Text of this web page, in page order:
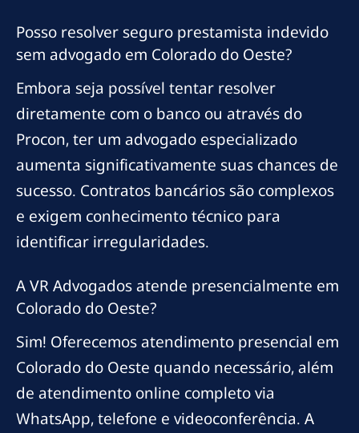
Posso resolver seguro prestamista indevido
sem advogado em Colorado do Oeste?
Embora seja possível tentar resolver
diretamente com o banco ou através do
Procon, ter um advogado especializado
aumenta significativamente suas chances de
sucesso. Contratos bancários são complexos
e exigem conhecimento técnico para
identificar irregularidades.
A VR Advogados atende presencialmente em
Colorado do Oeste?
Sim! Oferecemos atendimento presencial em
Colorado do Oeste quando necessário, além
de atendimento online completo via
WhatsApp, telefone e videoconferência. A